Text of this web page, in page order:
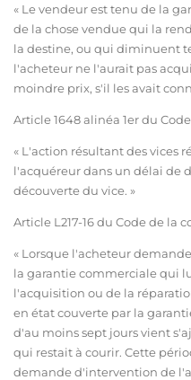
« Le vendeur est tenu de la
de la chose vendue qui la
la destine, ou qui diminuent
l'acheteur ne l'aurait pas
moindre prix, s'il les avait
Article 1648 alinéa 1er du
« L'action résultant des vices
l'acquéreur dans un délai de
découverte du vice. »
Article L217-16 du Code de la
« Lorsque l'acheteur
la garantie commerciale qui
l'acquisition ou de la
en état couverte par la
d'au moins sept jours vient
qui restait à courir. Cette
demande d'intervention de